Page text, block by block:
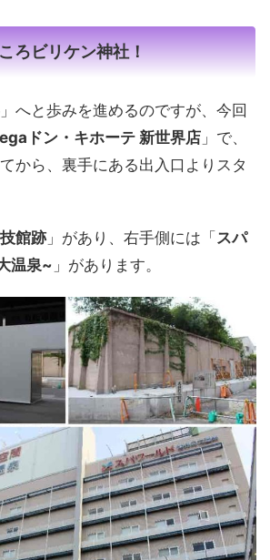
ろビリケン神社！
」へと歩みを進めるのですが、今回
ドン・キホーテ 新世界店 」で、
から、裏手にある出入口よりスタ
館跡」があり、右手側には「スパ
温泉~ 」があります。